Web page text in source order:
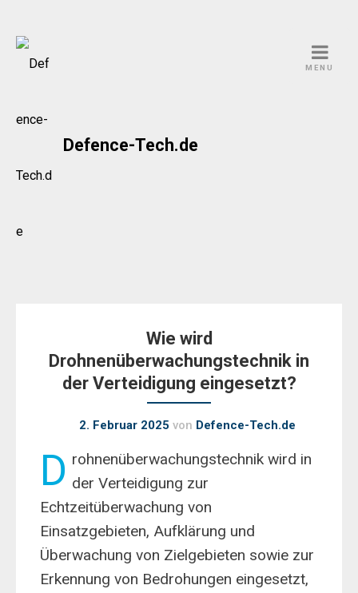
Skip
Defence-Tech.de
MENU
Wie wird
Drohnenüberwachungstechnik in
der Verteidigung eingesetzt?
2. Februar 2025 von Defence-Tech.de
D rohnenüberwachungstechnik wird in
der Verteidigung zur
Echtzeitüberwachung von
Einsatzgebieten, Aufklärung und
Überwachung von Zielgebieten sowie zur
Erkennung von Bedrohungen eingesetzt,